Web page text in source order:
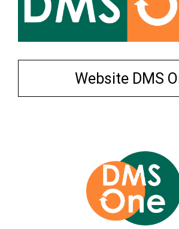
Website DMS